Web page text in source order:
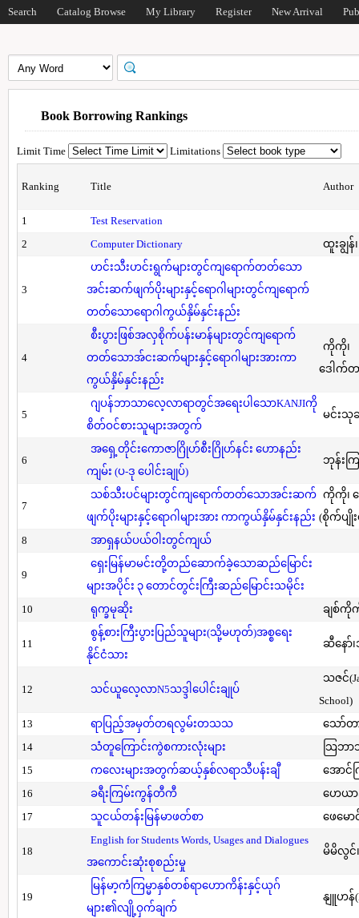
Search Catalog Browse My Library Register New Arrival
Book Borrowing Rankings
Limit Time Limitations
Ranking Title Author
1
Test Reservation
2
Computer Dictionary ထူးချွန်
3
ဟင်းသီးဟင်းရွက်များတွင်ကျရောက်တတ်သော
အင်းဆက်ဖျက်ပိုးများနှင့်ရောဂါများတွင်ကျရောက်
တတ်သောရောဂါကွယ်နှိမ်နှင်းနည်း
4
စီးပွားဖြစ်အလှစိုက်ပန်းမာန်များတွင်ကျရောက်
တတ်သောအ်ငးဆက်များနှင့်ရောဂါများအားကာ
ကွယ်နှိမ်နှင်းနည်း
ကိုကို၊
ဒေါက်တ
5
ဂျပန်ဘာသာလေ့လာရာတွင်အရေးပါသောKANJIကို
စိတ်ဝင်စားသူများအတွက်
မင်းသုခ
6
အရှေ့တိုင်းကောဇာဂြိုဟ်စီးဂြိုဟ်နင်း ဟောနည်း
ကျမ်း (ပ-ဒု ပေါင်းချုပ်)
ဘုန်းက
7
သစ်သီးပင်များတွင်ကျရောက်တတ်သောအင်းဆက်
ဖျက်ပိုးများနှင့်ရောဂါများအား ကာကွယ်နှိမ်နှင်းနည်း
ကိုကို၊
(စိုက်ပျိုး
8
အာရှနယ်ပယ်ဝါးတွင်ကျယ်
9
ရှေးမြန်မာမင်းတို့တည်ဆောက်ခဲ့သောဆည်မြောင်း
များအပိုင်း ၃ တောင်တွင်းကြီးဆည်မြောင်းသမိုင်း
10
ရုက္ခမုဆိုး ချစ်ကို
11
စွန့်စားကြီးပွားပြည်သူများ(သို့မဟုတ်)အစ္စရေး
နိုင်ငံသား
ဆီနော်၊
12 သင်ယူလေ့လာN5သဒ္ဒါပေါင်းချုပ်
သဇင်
School)
13
ရာပြည့်အမှတ်တရလွမ်းတသသ
သော်တ
14
သံတူကြောင်းကွဲစကားလုံးများ
သြဘာ
15
ကလေးများအတွက်ဆယ့်နှစ်လရာသီပန်းချီ
အောင်
16
ခရီးကြမ်းကွန်တီကီ
ဟေယာ
17
သူငယ်တန်းမြန်မာဖတ်စာ ဖေမော
18
English for Students Words, Usages and Dialogues
အကောင်းဆုံးစုစည်းမှု
မိမိလွင်၊
19
မြန်မာ့ကံကြမ္မာနှစ်တစ်ရာဟောကိန်းနှင့်ယုဂ်
များ၏လျို့ဝှက်ချက်
နျူဟန်